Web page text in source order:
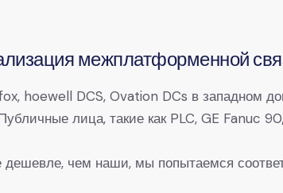
межплатформенной
hoewell DCS, Ovation DCs в западном
лица, такие как PLC, GE Fanuc
дешевле, чем наши, мы попытаемся